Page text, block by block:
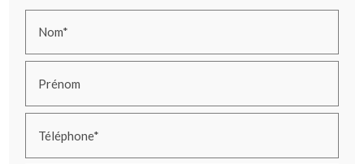
Nom*
Prénom
Téléphone*